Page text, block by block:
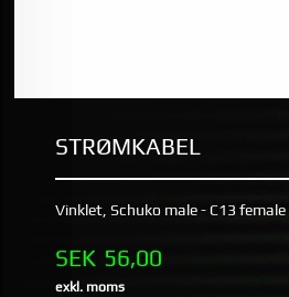
STRØMKABEL
Vinklet, Schuko male - C13 female
Pris
SEK 56,00
exkl. moms